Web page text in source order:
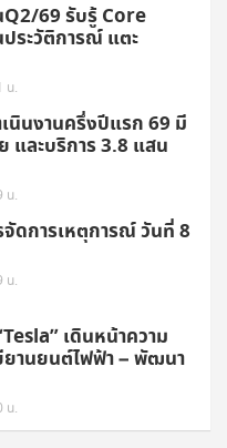
Q2/69 รับรู้ Core
ระวัติการณ์ แตะ
น.
เนินงานครึ่งปีแรก 69 มี
และบริการ 3.8 แสน
น.
ดการเหตุการณ์ วันที่ 8
น.
เดินหน้าความ
ยานยนต์ไฟฟ้า – พัฒนา
น.